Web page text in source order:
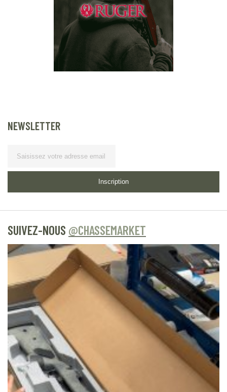
NEWSLETTER
Inscription
SUIVEZ-NOUS @CHASSEMARKET